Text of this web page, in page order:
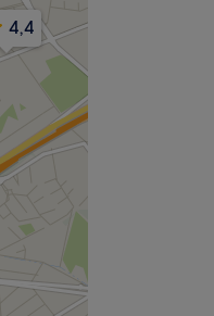
4,4